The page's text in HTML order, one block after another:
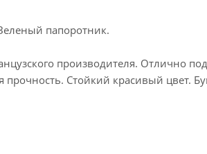
папоротник.
производителя. Отлично
Стойкий красивый цвет.